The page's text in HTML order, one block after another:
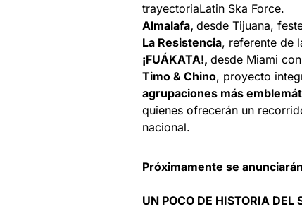
trayectoriaLatin Ska Force.
Almalafa, desde Tijuana,
La Resistencia, referente de
¡FUÁKATA!, desde Miami
Timo & Chino, proyecto
agrupaciones más
quienes ofrecerán un
nacional.
Próximamente se
UN POCO DE HISTORIA DEL